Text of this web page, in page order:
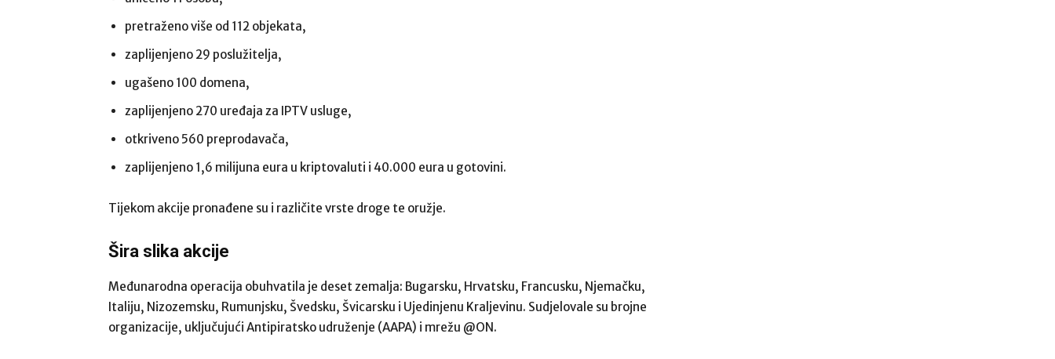
pretraženo više od 112 objekata,
zaplijenjeno 29 poslužitelja,
ugašeno 100 domena,
zaplijenjeno 270 uređaja za IPTV usluge,
otkriveno 560 preprodavača,
zaplijenjeno 1,6 milijuna eura u kriptovaluti i 40.000 eura u gotovini.
Tijekom akcije pronađene su i različite vrste droge te oružje.
Šira slika akcije
Međunarodna operacija obuhvatila je deset zemalja: Bugarsku, Hrvatsku, Francusku, Njemačku,
Italiju, Nizozemsku, Rumunjsku, Švedsku, Švicarsku i Ujedinjenu Kraljevinu. Sudjelovale su brojne
organizacije, uključujući Antipiratsko udruženje (AAPA) i mrežu @ON.